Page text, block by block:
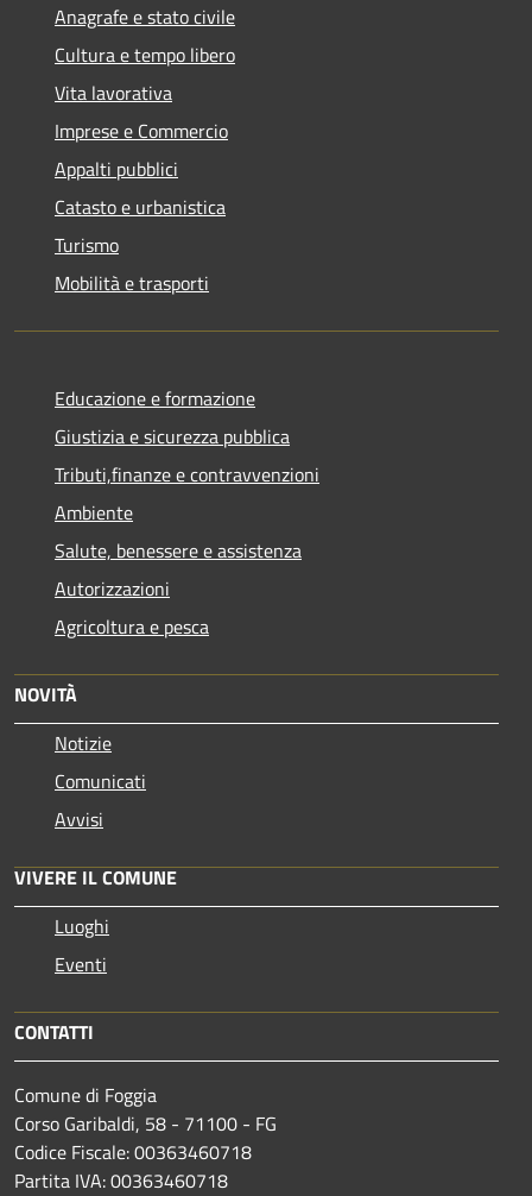
Anagrafe e stato civile
Cultura e tempo libero
Vita lavorativa
Imprese e Commercio
Appalti pubblici
Catasto e urbanistica
Turismo
Mobilità e trasporti
Educazione e formazione
Giustizia e sicurezza pubblica
Tributi,finanze e contravvenzioni
Ambiente
Salute, benessere e assistenza
Autorizzazioni
Agricoltura e pesca
NOVITÀ
Notizie
Comunicati
Avvisi
VIVERE IL COMUNE
Luoghi
Eventi
CONTATTI
Comune di Foggia
Corso Garibaldi, 58 - 71100 - FG
Codice Fiscale: 00363460718
Partita IVA: 00363460718